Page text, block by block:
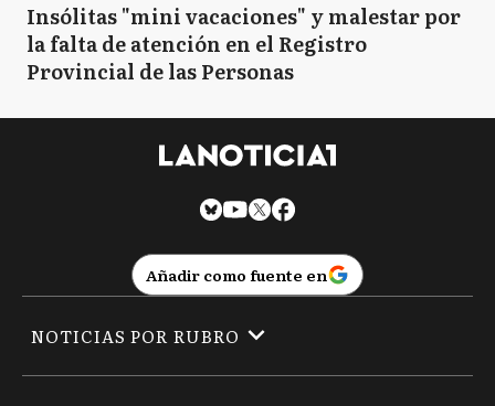
Insólitas "mini vacaciones" y malestar por
la falta de atención en el Registro
Provincial de las Personas
Añadir como fuente en
NOTICIAS POR RUBRO